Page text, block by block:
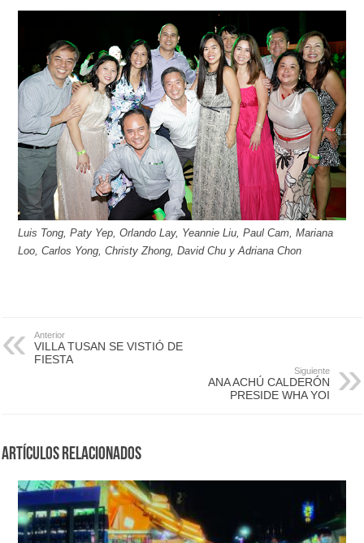
Luis Tong, Paty Yep, Orlando Lay, Yeannie Liu, Paul Cam, Mariana
Loo, Carlos Yong, Christy Zhong, David Chu y Adriana Chon
Anterior
VILLA TUSAN SE VISTIÓ DE
FIESTA
Siguiente
ANA ACHÚ CALDERÓN
PRESIDE WHA YOI
Artículos Relacionados